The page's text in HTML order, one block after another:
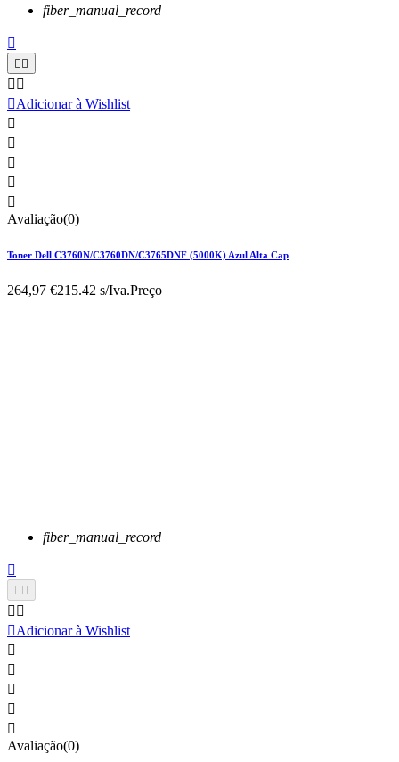
fiber_manual_record

 
 
Adicionar à Wishlist





Avaliação(0)
Toner Dell C3760N/C3760DN/C3765DNF (5000K) Azul Alta Cap
264,97 €215.42 s/Iva.Preço
fiber_manual_record

 
 
Adicionar à Wishlist





Avaliação(0)